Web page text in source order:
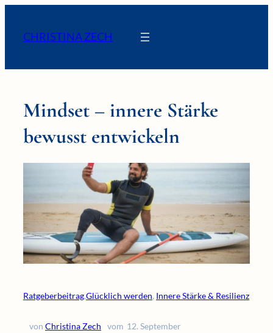
CHRISTINA ZECH
Mindset – innere Stärke
bewusst entwickeln
Ratgeberbeitrag,Glücklich werden, Innere Stärke & Resilienz
von Christina Zech vom 12. September